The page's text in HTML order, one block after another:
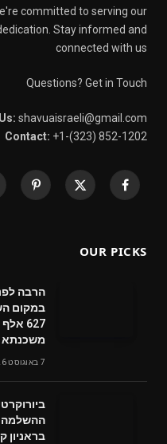
committed to serving our
Stay informed and
connected with us
Questions? Get in Touch
shavuaisraeli@gmail.com
Contact: +1-(323) 852-1202
Facebook
X
OUR PICKS
הרבה
במקום
627
משכנתא
7 באוגוסט 2026
ההשלמה,
בראניון